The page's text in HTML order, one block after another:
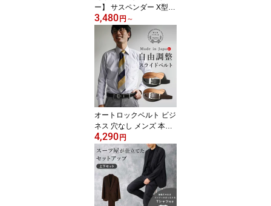
ー】 サスペンダー X型
パンツ メンズ 幅 25mm
紳士 上品 大きいサイズ
ビジネス ベルト 高身長
サイズ調節可能 ズレ防止
フォーマル 結婚式 パー
ティー タキシード 黒 紺
ブラック ネイビー ワイ
ン ベージュ メール便の
み送料無料 父の日 [M便
1/1]
3,480 円 ～
オートロックベルト ビジ
ネス 穴なし メンズ 本革
牛革 無段階ベルト 自由
調整 日本製 100cm ベル
ト スライド ワンタッチ
高品質 いんのしま レザ
ーベルト ギフト プレゼ
ント 男性 おしゃれ 大人
紳士 スーツ 穴なし ブラ
4,290 円